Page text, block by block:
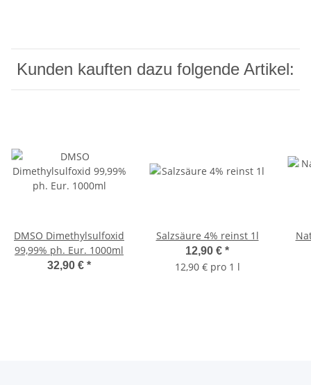
Kunden kauften dazu folgende Artikel:
DMSO Dimethylsulfoxid
99,99% ph. Eur. 1000ml
32,90 € *
Salzsäure 4% reinst 1l
12,90 € *
12,90 € pro 1 l